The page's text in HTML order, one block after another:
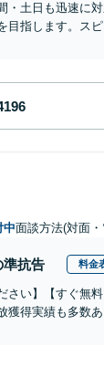
・土日も迅速に
目指します。ス
中面談方法(対面
準抗告 料金
さい】【すぐ
獲得実績も多数